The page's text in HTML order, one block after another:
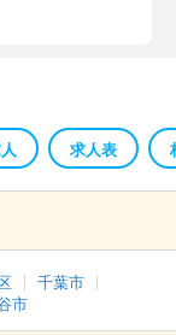
求人表
千葉市
市